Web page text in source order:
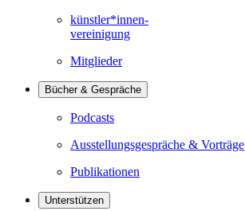
künstler*innen-
vereinigung
Mitglieder
Bücher & Gespräche
Podcasts
Ausstellungsgespräche & Vorträge
Publikationen
Unterstützen